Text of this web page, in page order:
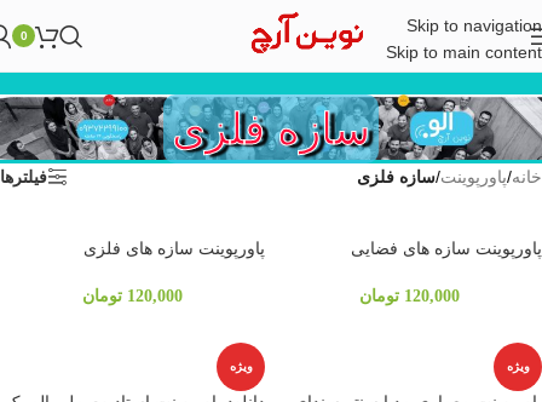
Skip to navigation
Skip to main content
0
سازه فلزی
خانه/پاورپوینت/سازه فلزی فیلترها
پاورپوینت سازه های فضایی
120,000 تومان
پاورپوینت سازه های فلزی
120,000 تومان
ویژه ویژه